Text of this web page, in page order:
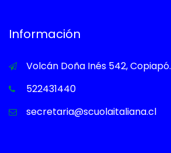
Información
Volcán Doña Inés 542, Copiapó.
522431440
secretaria@scuolaitaliana.cl